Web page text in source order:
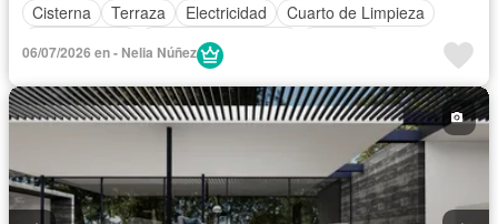
Cisterna
Terraza Electricidad
Cuarto de Limpieza
Caseta de vigilancia
Sin amueblar
06/07/2026 en - Nelia Núñez